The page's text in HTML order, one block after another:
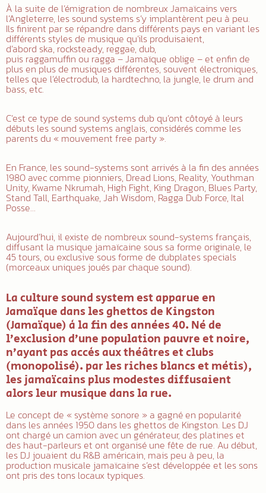
À la suite de l’émigration de nombreux Jamaïcains vers
l’Angleterre, les sound systems s’y implantèrent peu à peu.
Ils finirent par se répandre dans différents pays en variant les
différents styles de musique qu’ils produisaient,
d’abord ska, rocksteady, reggae, dub,
puis raggamuffin ou ragga – Jamaïque oblige – et enfin de
plus en plus de musiques différentes, souvent électroniques,
telles que l’électrodub, la hardtechno, la jungle, le drum and
bass, etc.
C’est ce type de sound systems dub qu’ont côtoyé à leurs
débuts les sound systems anglais, considérés comme les
parents du « mouvement free party ».
En France, les sound-systems sont arrivés à la fin des années
1980 avec comme pionniers, Dread Lions, Reality, Youthman
Unity, Kwame Nkrumah, High Fight, King Dragon, Blues Party,
Stand Tall, Earthquake, Jah Wisdom, Ragga Dub Force, Ital
Posse…
Aujourd’hui, il existe de nombreux sound-systems français,
diffusant la musique jamaïcaine sous sa forme originale, le
45 tours, ou exclusive sous forme de dubplates specials
(morceaux uniques joués par chaque sound).
La culture sound systemest apparue en
Jamaïque dans les ghettos de Kingston
(Jamaïque) à la fin des années 40. Né de
l’exclusion d’une population pauvre et noire,
n’ayant pas accès aux théâtres et clubs
(monopolisé). par les riches blancs et métis),
les jamaïcains plus modestes diffusaient
alors leur musique dans la rue.
Le concept de « système sonore » a gagné en popularité
dans les années 1950 dans les ghettos de Kingston. Les DJ
ont chargé un camion avec un générateur, des platines et
des haut-parleurs et ont organisé une fête de rue. Au début,
les DJ jouaient du R&B américain, mais peu à peu, la
production musicale jamaïcaine s’est développée et les sons
ont pris des tons locaux typiques.